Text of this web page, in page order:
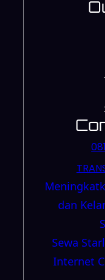
dan
Sewa
Internet